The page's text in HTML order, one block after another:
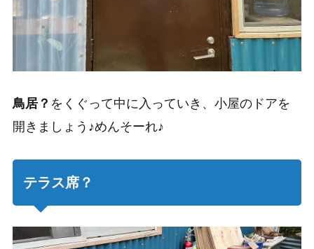
鳥居？ をくぐって中に入っていき、小屋のドアを
開きましょう♪めんそーれ♪
テラス席？